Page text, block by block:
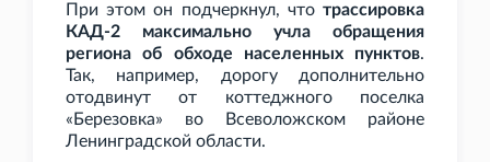
При этом он подчеркнул, что трассировка
КАД-2 максимально учла обращения
региона об обходе населенных пунктов.
Так, например, дорогу дополнительно
отодвинут от коттеджного поселка
«Березовка» во Всеволожском районе
Ленинградской области.